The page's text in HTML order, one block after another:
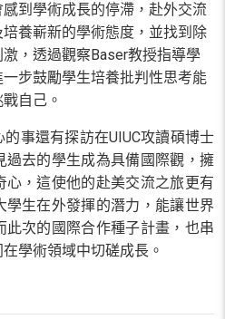
到學術成長的停滯，赴外交流
養嶄新的學術態度，並找到除
，透過觀察Baser教授指導學
步鼓勵學生培養批判性思考能
自己。
的事還有探訪在UIUC攻讀碩博士
過去的學生成為具備國際觀，擁
心，這使他的赴美交流之旅更有
學生在外發揮的潛力，能讓世界
此次的國際合作種子計畫，也串
學術領域中切磋成長。